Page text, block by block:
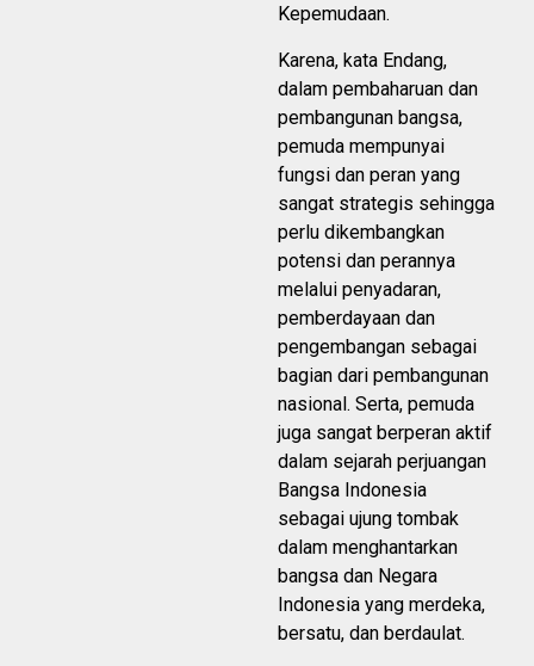
Kepemudaan.
Karena, kata Endang,
dalam pembaharuan dan
pembangunan bangsa,
pemuda mempunyai
fungsi dan peran yang
sangat strategis sehingga
perlu dikembangkan
potensi dan perannya
melalui penyadaran,
pemberdayaan dan
pengembangan sebagai
bagian dari pembangunan
nasional. Serta, pemuda
juga sangat berperan aktif
dalam sejarah perjuangan
Bangsa Indonesia
sebagai ujung tombak
dalam menghantarkan
bangsa dan Negara
Indonesia yang merdeka,
bersatu, dan berdaulat.